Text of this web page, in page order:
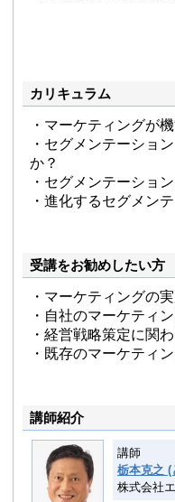
カリキュラム
・マーケティングが
・セグメンテーショ
か？
・セグメンテーショ
・進化するセグメン
受講をお勧めしたい方
・マーケティングの
・自社のマーケティ
・経営戦略策定に関
・既存のマーケティ
講師紹介
講師
栃本克之 (
株式会社